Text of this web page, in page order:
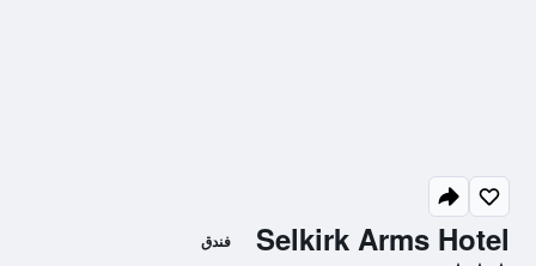
Selkirk Arms Hotel فندق